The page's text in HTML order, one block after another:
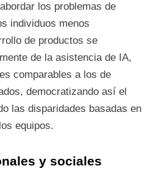
los problemas de
individuos menos
de productos se
de la asistencia de IA,
comparables a los de
democratizando así el
las disparidades basadas en
equipos.
y sociales